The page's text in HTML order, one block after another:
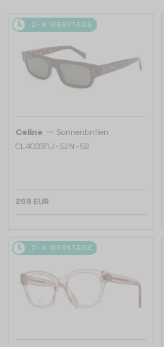
2-4 WERKTAGE
Celine — Sonnenbrillen
CL40337U - 52N - 52
298 EUR
2-4 WERKTAGE